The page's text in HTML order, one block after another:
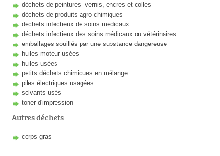
déchets de peintures, vernis, encres et colles
déchets de produits agro-chimiques
déchets infectieux de soins médicaux
déchets infectieux des soins médicaux ou vétérinaires
emballages souillés par une substance dangereuse
huiles moteur usées
huiles usées
petits déchets chimiques en mélange
piles électriques usagées
solvants usés
toner d'impression
Autres déchets
corps gras